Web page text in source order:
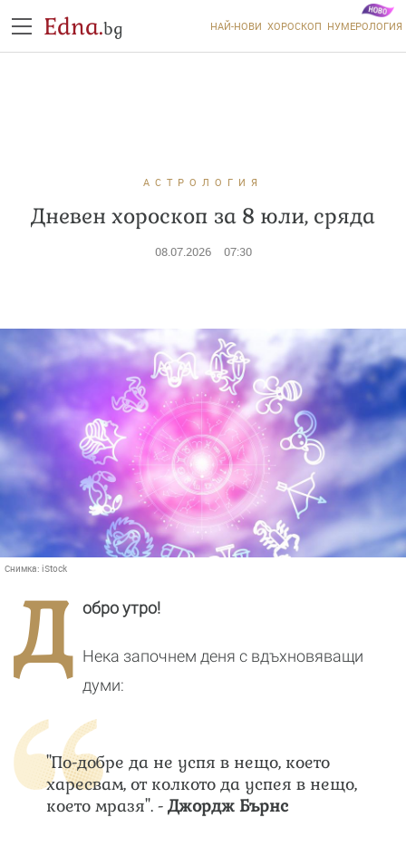
Edna.bg НАЙ-НОВИ ХОРОСКОП НУМЕРОЛОГИЯ
АСТРОЛОГИЯ
Дневен хороскоп за 8 юли, сряда
08.07.2026 07:30
Снимка: iStock
Д обро утро!
Нека започнем деня с вдъхновяващи
думи:
"По-добре да не успя в нещо, което
харесвам, от колкото да успея в нещо,
което мразя". - Джордж Бърнс